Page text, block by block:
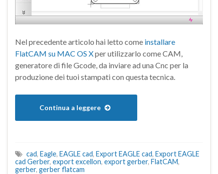
Nel precedente articolo hai letto come installare
FlatCAM su MAC OS Xper utilizzarlo come CAM,
generatore di file Gcode, da inviare ad una Cnc per la
produzione dei tuoi stampati con questa tecnica.
Continua a leggere
cad, Eagle, EAGLE cad, Export EAGLE cad, Export EAGLE
cad Gerber, export excellon, export gerber, FlatCAM,
gerber, gerber flatcam